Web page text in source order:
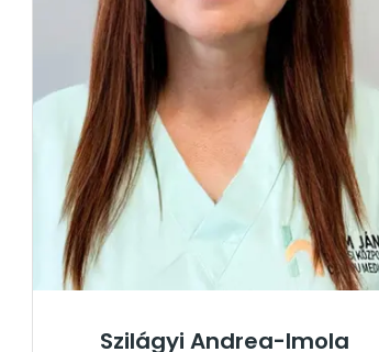
Szilágyi Andrea-Imola